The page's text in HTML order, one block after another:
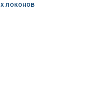
локонов